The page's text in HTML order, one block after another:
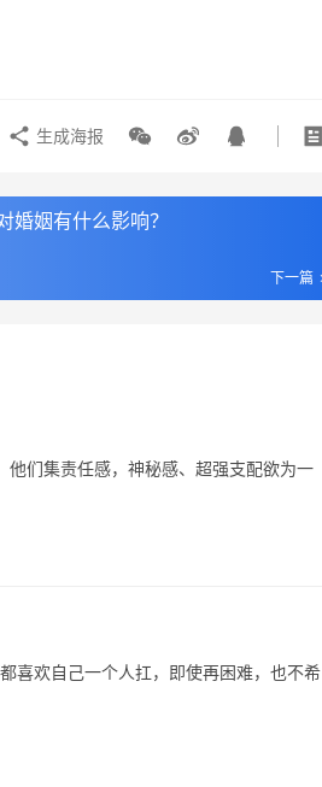
生成海报
婚姻有什么影响？
下一篇
喜欢自己一个人扛，即使再困难，也不希